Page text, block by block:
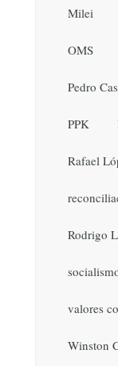
Milei
OMS
Pedro
PPK
Rafael
Rodrigo
valores
Winston